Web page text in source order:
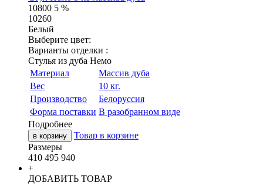
10800 5 %
10260
Белый
Выберите цвет:
Варианты отделки :
Стулья из дуба Немо
Материал
Массив дуба
Вес
10 кг.
Производство
Белоруссия
Форма поставки В разобранном виде
Подробнее
в корзину
Товар в корзине
Размеры
410 495 940
+
ДОБАВИТЬ ТОВАР